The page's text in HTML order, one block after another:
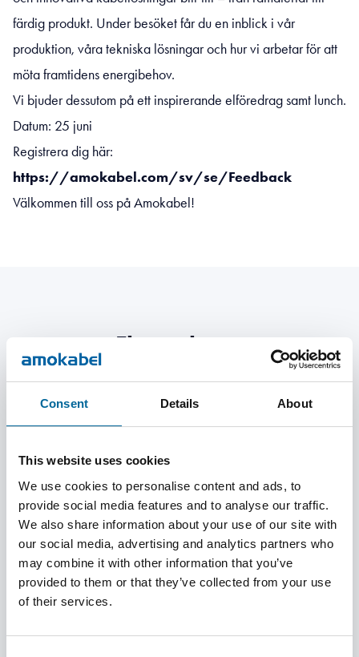
Consent Details About
This website uses cookies
We use cookies to personalise content and ads, to
provide social media features and to analyse our traffic.
We also share information about your use of our site with
our social media, advertising and analytics partners who
may combine it with other information that you’ve
provided to them or that they’ve collected from your use
of their services.
färdig produkt. Under besöket får du en inblick i vår
produktion, våra tekniska lösningar och hur vi arbetar för att
möta framtidens energibehov.
Vi bjuder dessutom på ett inspirerande elföredrag samt lunch.
Datum: 25 juni
Registrera dig här:
https://amokabel.com/sv/se/Feedback
Välkommen till oss på Amokabel!
Fler nyheter